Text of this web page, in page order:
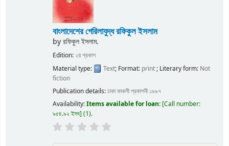
বাংলাদেশের গেরিলাযুদ্ধরফিকুল ইসলাম
byরফিকুল ইসলাম.
Edition: ২য় প্রকাশ
Material type:
Text; Format: print ; Literary form: Not
fiction
Publication details:ঢাকাকাকলী প্রকাশনী ১৯৯৭
Availability:Items available for loan: Call number:
৯৫৪.৯২ ইসব (1).